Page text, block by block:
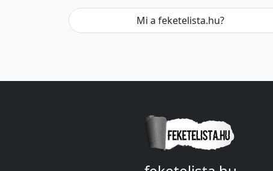
Mi a feketelista.hu?